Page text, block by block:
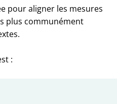
pour aligner les mesures
plus communément
: